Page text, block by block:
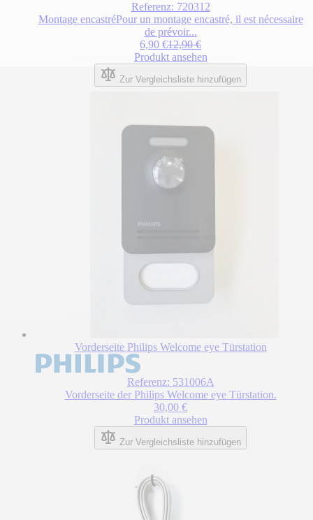
Referenz: 720312
Montage encastréPour un montage encastré, il est nécessaire
de prévoir...
Sonderpreis
6,90 € Regulärer Preis
12,90 €
Produkt ansehen
Zur Vergleichsliste hinzufügen
Vorderseite Philips Welcome eye Türstation
Referenz: 531006A
Vorderseite der Philips Welcome eye Türstation.
30,00 €
Produkt ansehen
Zur Vergleichsliste hinzufügen